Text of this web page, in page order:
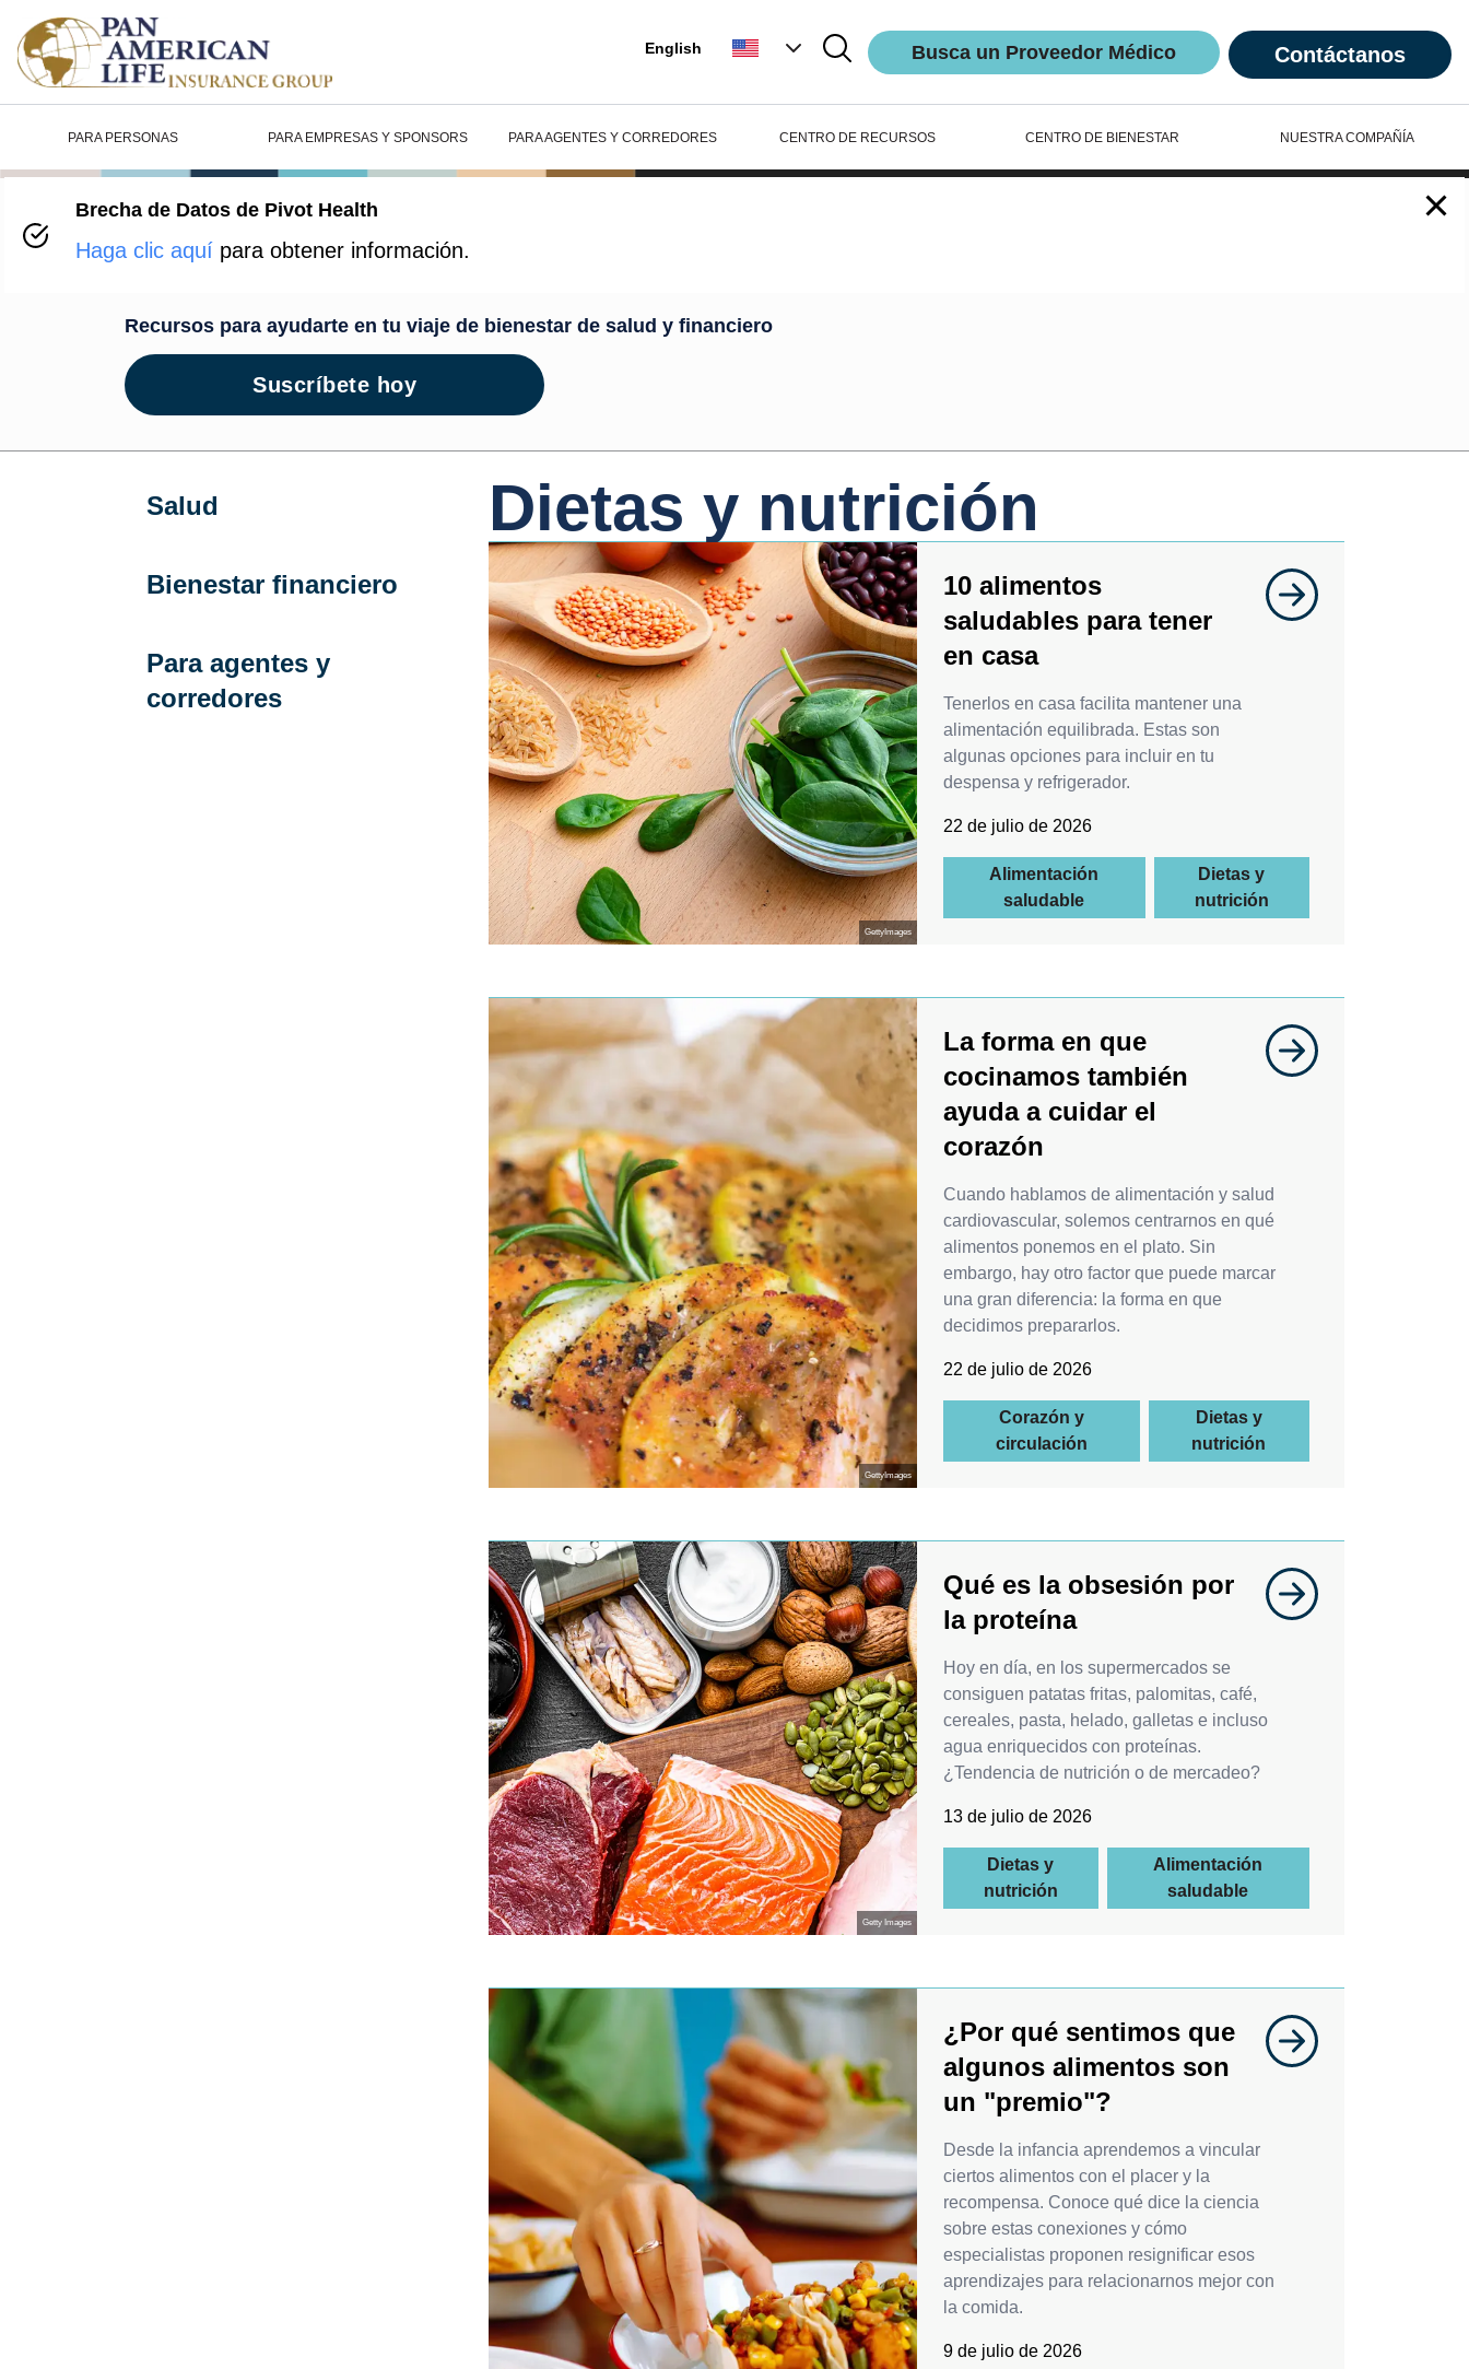
English Busca un Proveedor Médico Contáctanos
PARA PERSONAS PARA EMPRESAS Y SPONSORS PARA AGENTES Y CORREDORES CENTRO DE RECURSOS CENTRO DE BIENESTAR NUESTRA COMPAÑÍA
Centro de Bienestar
Recursos para ayudarte en tu viaje de bienestar de salud y financiero
Suscríbete hoy
Salud
Bienestar financiero
Para agentes y
corredores
Dietas y nutrición
GettyImages
10 alimentos
saludables para tener
en casa
Tenerlos en casa facilita mantener una
alimentación equilibrada. Estas son
algunas opciones para incluir en tu
despensa y refrigerador.
22 de julio de 2026
Alimentación
saludable
Dietas y
nutrición
GettyImages
La forma en que
cocinamos también
ayuda a cuidar el
corazón
Cuando hablamos de alimentación y salud
cardiovascular, solemos centrarnos en qué
alimentos ponemos en el plato. Sin
embargo, hay otro factor que puede marcar
una gran diferencia: la forma en que
decidimos prepararlos.
22 de julio de 2026
Corazón y
circulación
Dietas y
nutrición
Getty Images
Qué es la obsesión por
la proteína
Hoy en día, en los supermercados se
consiguen patatas fritas, palomitas, café,
cereales, pasta, helado, galletas e incluso
agua enriquecidos con proteínas.
¿Tendencia de nutrición o de mercadeo?
13 de julio de 2026
Dietas y
nutrición
Alimentación
saludable
¿Por qué sentimos que
algunos alimentos son
un "premio"?
Desde la infancia aprendemos a vincular
ciertos alimentos con el placer y la
recompensa. Conoce qué dice la ciencia
sobre estas conexiones y cómo
especialistas proponen resignificar esos
aprendizajes para relacionarnos mejor con
la comida.
9 de julio de 2026
Brecha de Datos de Pivot Health
Haga clic aquí para obtener información.